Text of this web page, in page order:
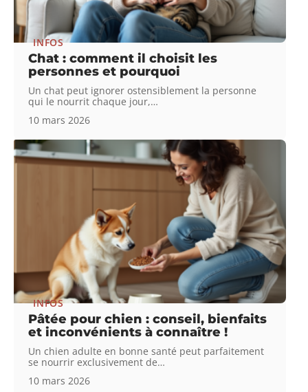
INFOS
Chat : comment il choisit les
personnes et pourquoi
Un chat peut ignorer ostensiblement la personne
qui le nourrit chaque jour,…
10 mars 2026
INFOS
Pâtée pour chien : conseil, bienfaits
et inconvénients à connaître !
Un chien adulte en bonne santé peut parfaitement
se nourrir exclusivement de…
10 mars 2026